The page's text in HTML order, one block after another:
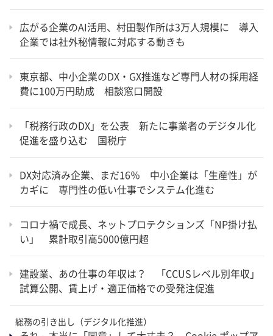
広がる企業のAI活用、村田製作所は3万人規模に 導入
企業では社外秘情報に対応する動きも
東京都、中小企業のDX・GX推進など専門人材の採用経
費に100万円助成 相談窓口開設
「税務行政のDX」を公表 新たに事業者のデジタル化
促進を盛り込む 国税庁
DX対応済み企業、まだ16％ 中小企業は「生産性」が
カギに 専門性の低い仕事でシステム化進む
コロナ禍で成長、ネットプロテクションズ「NP掛け払
い」 累計取引高5000億円超
建設業、あの仕事の年収は？ 「CCUSレベル別年収」
試算公開、賃上げ・適正価格での受発注促進
総務の引き出し（デジタル化推進）